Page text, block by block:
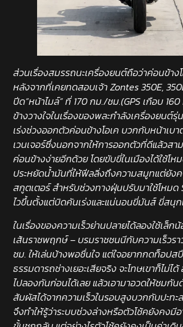
ส่วนเรื่องสมรรถนะเครื่องยนต์ถือว่าค่อนข้าง
หลังจากที่เคยทดสอบเจ้า Zontes 350E,
ปีด”หน้าไมล์” ที่ 170 กม./ชม.(GPS เกือบ
ข้างวางใจในเรื่องของพละกำลังเครื่องยนต์รุ่
เร่งช่วงออกตัวค่อนข้างโอเค บวกกับหน้าเบ
เวนเจอร์ซึ่งนอกจากให้การออกตัวที่ดีแล้วสา
ค่อนข้างง่ายอีกด้วย โดยขับขี่ในเมืองได้ใช้โห
ประหยัดน้ำมันที่ให้ฟีลลิ่งถึงความสมูทแต่ยัง
สกูตเตอร์ สำหรับช่วงทางฝุ่นปรับมาใช้โหม
ไวขึ้นตั้งแต่บิดคันเร่งและแน่นอนขี่มันส์ ขี่สนุก
ในเรื่องของความเร็วย่านปลายได้ลองใช้เล็
เส้นราชพฤกษ์ – บรมราชชนนีกับความเร็วร
ชม. ให้เล่นบ้างพอชื่นใจ แต่ใจอยากกดท็อปส
ธรรมดารถช่างเยอะเสียจริง จะโทษเขาก็ไม่ได้
ไปลองกันก่อนได้เลย แล้วเอามาอวดให้ชมกั
สัมผัสได้จากความเร็วในรอบสูงบวกกับปะท
จึงทำให้รู้ว่าระบบช่วงล่างหรือตัวโช้คยังคงมี